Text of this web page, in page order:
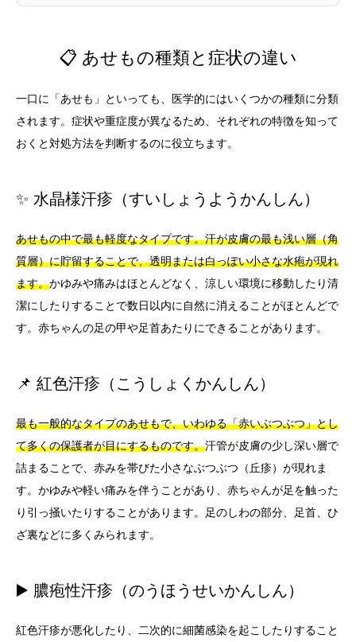
📋 あせもの種類と症状の違い
一口に「あせも」といっても、医学的にはいくつかの種類に分類
されます。症状や重症度が異なるため、それぞれの特徴を知って
おくと対処方法を判断するのに役立ちます。
✨ 水晶様汗疹（すいしょうようかんしん）
あせもの中で最も軽度なタイプです。汗が皮膚の最も浅い層（角
質層）に貯留することで、透明または白っぽい小さな水疱が現れ
ます。かゆみや痛みはほとんどなく、涼しい環境に移動したり清
潔にしたりすることで数日以内に自然に消えることがほとんどで
す。赤ちゃんの足の甲や足首あたりにできることがあります。
📌 紅色汗疹（こうしょくかんしん）
最も一般的なタイプのあせもで、いわゆる「赤いぶつぶつ」とし
て多くの保護者が目にするものです。汗管が皮膚の少し深い層で
詰まることで、赤みを帯びた小さなぶつぶつ（丘疹）が現れま
す。かゆみや軽い痛みを伴うことがあり、赤ちゃんが足を触った
り引っ掻いたりすることがあります。足のしわの部分、足首、ひ
ざ裏などに多くみられます。
▶️ 膿疱性汗疹（のうほうせいかんしん）
紅色汗疹が悪化したり、二次的に細菌感染を起こしたりすること